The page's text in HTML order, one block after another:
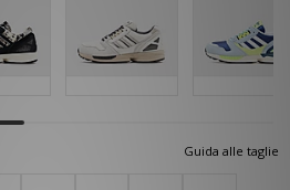
Guida alle taglie